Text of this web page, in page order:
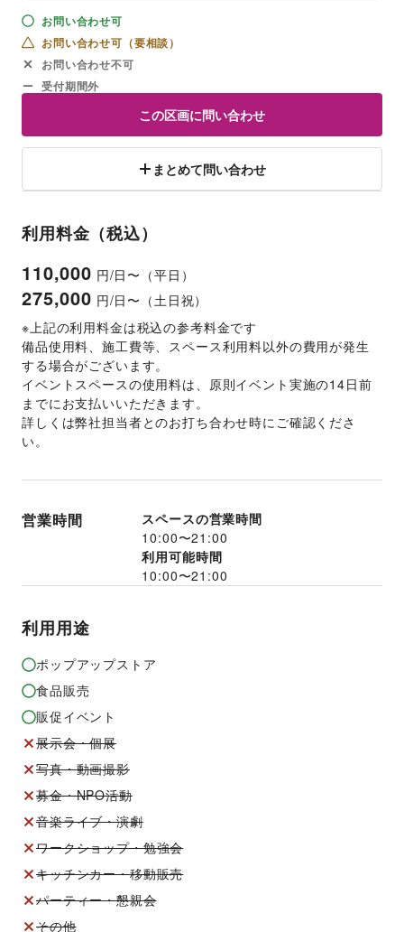
お問い合わせ可
お問い合わせ可（要相談）
お問い合わせ不可
受付期間外
この区画に問い合わせ
まとめて問い合わせ
利用料金（税込）
110,000 円/日〜（平日）
275,000 円/日〜（土日祝）
※上記の利用料金は税込の参考料金です
備品使用料、施工費等、スペース利用料以外の費用が発生
する場合がございます。
イベントスペースの使用料は、原則イベント実施の14日前
までにお支払いいただきます。
詳しくは弊社担当者とのお打ち合わせ時にご確認くださ
い。
営業時間
スペースの営業時間
10:00〜21:00
利用可能時間
10:00〜21:00
利用用途
ポップアップストア
食品販売
販促イベント
展示会・個展
写真・動画撮影
募金・NPO活動
音楽ライブ・演劇
ワークショップ・勉強会
キッチンカー・移動販売
パーティー・懇親会
その他